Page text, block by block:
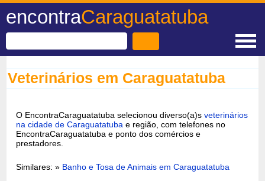
encontraCaraguatatuba
Veterinários em Caraguatatuba
O EncontraCaraguatatuba selecionou diverso(a)sveterinários
na cidade de Caraguatatuba e região, com telefones no
EncontraCaraguatatuba e ponto dos comércios e
prestadores.
Similares: » Banho e Tosa de Animais em Caraguatatuba